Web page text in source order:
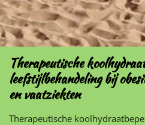
Therapeutische
leefstijlbehandeling bij
en vaatziekten
Therapeutische